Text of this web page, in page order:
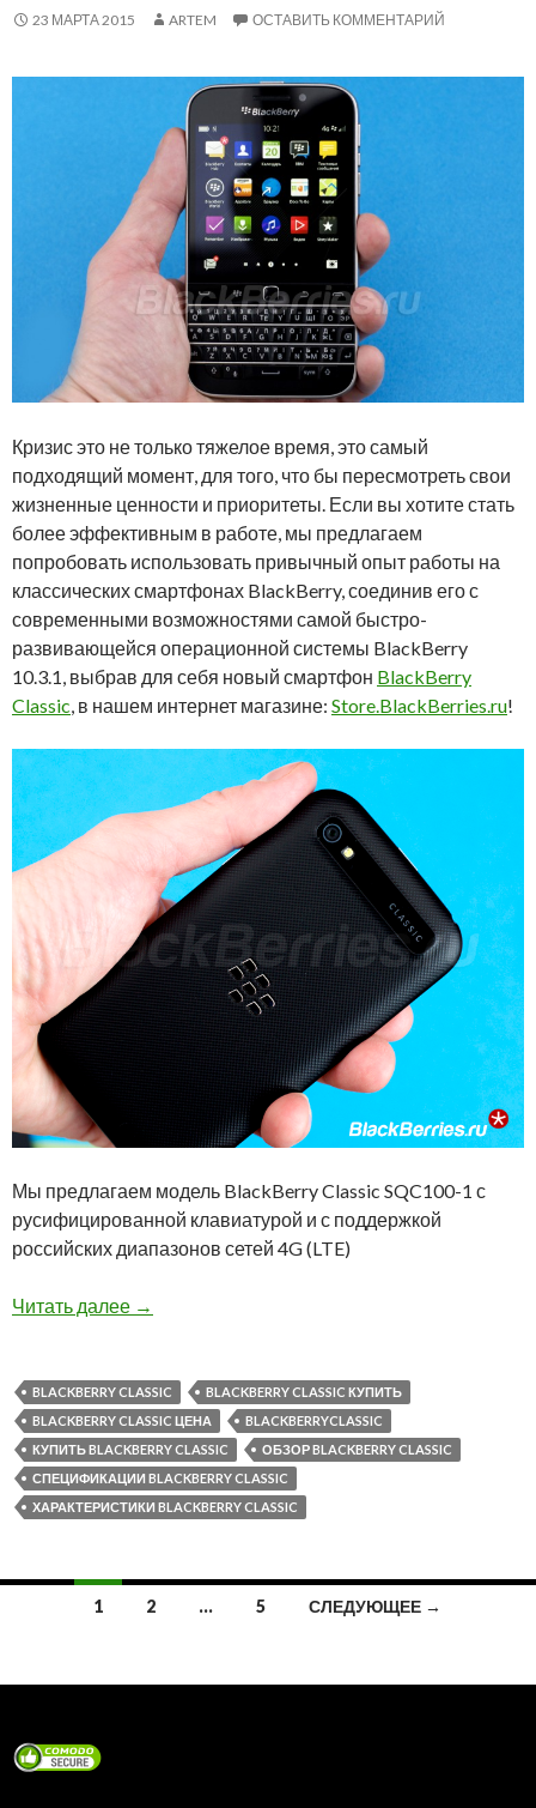
23 МАРТА 2015 ARTEM ОСТАВИТЬ КОММЕНТАРИЙ
Кризис это не только тяжелое время, это самый
подходящий момент, для того, что бы пересмотреть свои
жизненные ценности и приоритеты. Если вы хотите стать
более эффективным в работе, мы предлагаем
попробовать использовать привычный опыт работы на
классических смартфонах BlackBerry, соединив его с
современными возможностями самой быстро-
развивающейся операционной системы BlackBerry
10.3.1, выбрав для себя новый смартфон BlackBerry
Classic , в нашем интернет магазине: Store.BlackBerries.ru!
Мы предлагаем модель BlackBerry Classic SQC100-1 с
русифицированной клавиатурой и с поддержкой
российских диапазонов сетей 4G (LTE)
Читать далее Вы можете купить BlackBerry Classic в нашем
→
BLACKBERRY CLASSIC
BLACKBERRY CLASSIC КУПИТЬ
BLACKBERRY CLASSIC ЦЕНА
BLACKBERRYCLASSIC
КУПИТЬ BLACKBERRY CLASSIC
ОБЗОР BLACKBERRY CLASSIC
СПЕЦИФИКАЦИИ BLACKBERRY CLASSIC
ХАРАКТЕРИСТИКИ BLACKBERRY CLASSIC
Навигация
записям
1 2 … 5 СЛЕДУЮЩЕЕ →